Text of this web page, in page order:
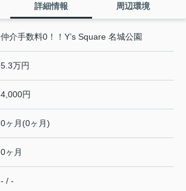
詳細情報 周辺環境
仲介手数料0！！Y’s Square 名城公園
5.3万円
4,000円
0ヶ月(0ヶ月)
0ヶ月
- / -